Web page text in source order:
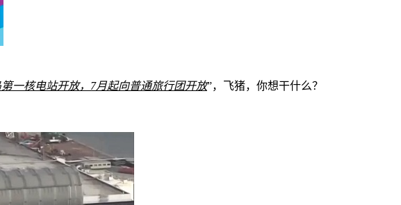
一核电站开放，7月起向普通旅行团开放”，飞猪，你想干什么？